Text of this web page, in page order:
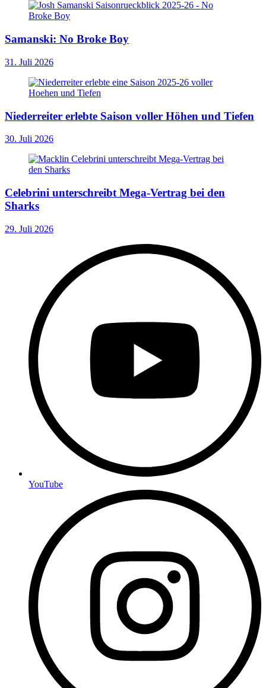
Samanski: No Broke Boy
31. Juli 2026
Niederreiter erlebte Saison voller Höhen und Tiefen
30. Juli 2026
Celebrini unterschreibt Mega-Vertrag bei den
Sharks
29. Juli 2026
YouTube